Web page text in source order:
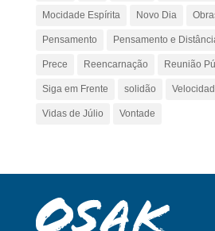
Mocidade Espírita Novo Dia
Pensamento Pensamento e
Prece Reencarnação Reunião
Siga em Frente solidão
Vidas de Júlio Vontade